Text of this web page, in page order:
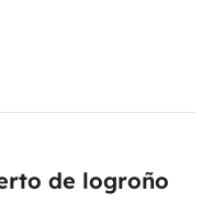
de logroño